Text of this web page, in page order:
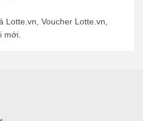
Lotte.vn, Voucher Lotte.vn,
mới.